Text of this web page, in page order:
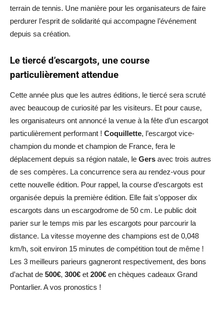
terrain de tennis. Une manière pour les organisateurs de faire
perdurer l’esprit de solidarité qui accompagne l’événement
depuis sa création.
Le tiercé d’escargots, une course
particulièrement attendue
Cette année plus que les autres éditions, le tiercé sera scruté
avec beaucoup de curiosité par les visiteurs. Et pour cause,
les organisateurs ont annoncé la venue à la fête d’un escargot
particulièrement performant ! Coquillette, l’escargot vice-
champion du monde et champion de France, fera le
déplacement depuis sa région natale, le Gers avec trois autres
de ses compères. La concurrence sera au rendez-vous pour
cette nouvelle édition. Pour rappel, la course d’escargots est
organisée depuis la première édition. Elle fait s’opposer dix
escargots dans un escargodrome de 50 cm. Le public doit
parier sur le temps mis par les escargots pour parcourir la
distance. La vitesse moyenne des champions est de 0,048
km/h, soit environ 15 minutes de compétition tout de même !
Les 3 meilleurs parieurs gagneront respectivement, des bons
d’achat de 500€, 300€ et 200€ en chèques cadeaux Grand
Pontarlier. A vos pronostics !